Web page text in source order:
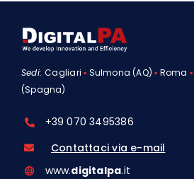
Sedi:Cagliari ▪ Sulmona (AQ)▪ Roma ▪
(Spagna)
+39 070 3495386
Contattaci via e-mail
www.digitalpa.it